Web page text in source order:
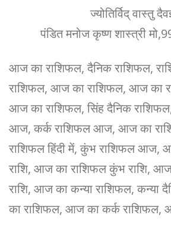
ज्योतिर्विद् वास्तु
पंडित मनोज कृष्ण शास्त्री
आज का राशिफल, दैनिक राशिफल,
राशिफल, आज का राशिफल, आज का
आज का राशिफल, सिंह दैनिक
आज, कर्क राशिफल आज, आज का
राशिफल हिंदी में, कुंभ राशिफल आज,
राशि, आज का राशिफल कुंभ राशि,
राशि, आज का कन्या राशिफल, कन्या
का राशिफल, आज का कर्क राशिफल,